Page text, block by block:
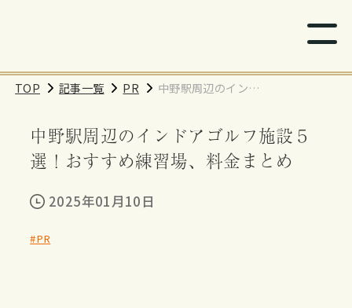
TOP 記事一覧 PR
中野駅周辺のインド
おすすめ練習場、料
金まとめ
中野駅周辺のインドアゴルフ施設５
選！おすすめ練習場、料金まとめ
2025年01月10日
#PR